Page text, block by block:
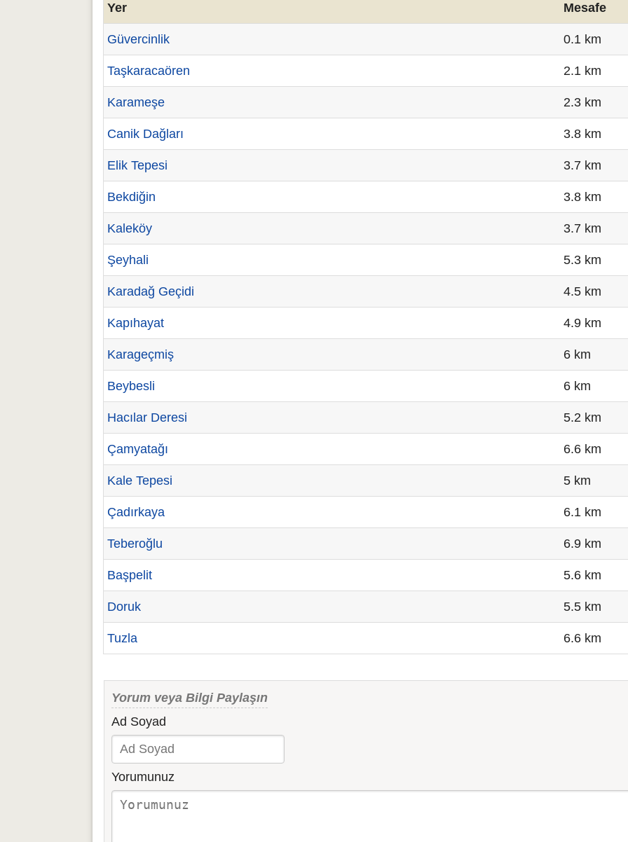
Yer Mesafe
Güvercinlik 0.1 km
Taşkaracaören 2.1 km
Karameşe 2.3 km
Canik Dağları 3.8 km
Elik Tepesi 3.7 km
Bekdiğin 3.8 km
Kaleköy 3.7 km
Şeyhali 5.3 km
Karadağ Geçidi 4.5 km
Kapıhayat 4.9 km
Karageçmiş 6 km
Beybesli 6 km
Hacılar Deresi 5.2 km
Çamyatağı 6.6 km
Kale Tepesi 5 km
Çadırkaya 6.1 km
Teberoğlu 6.9 km
Başpelit 5.6 km
Doruk 5.5 km
Tuzla 6.6 km
Yorum veya Bilgi Paylaşın
Ad Soyad
Yorumunuz